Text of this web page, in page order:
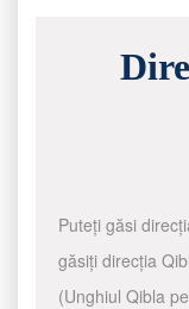
Puteți găsi
găsiți direcția
(Unghiul Qibla